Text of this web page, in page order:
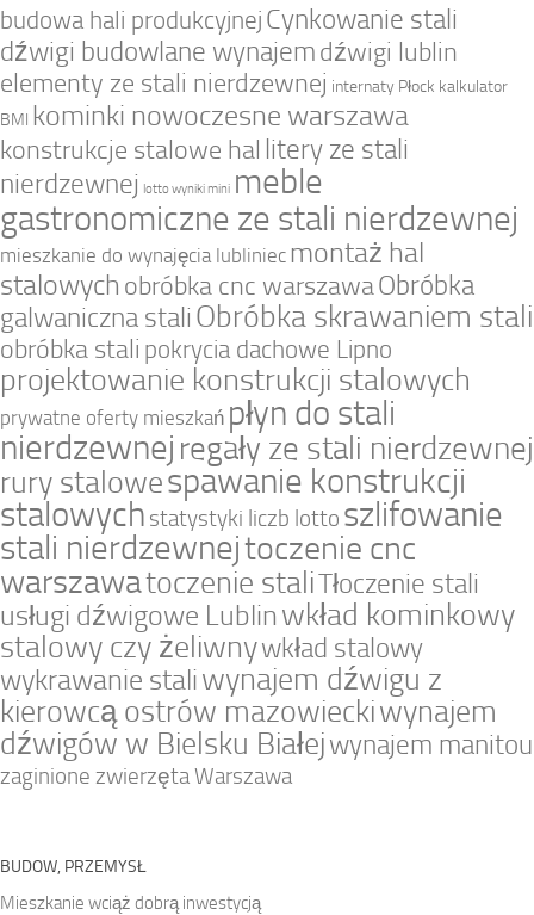
budowa hali produkcyjnej Cynkowanie stali
dźwigi budowlane wynajemdźwigi lublin
elementy ze stali nierdzewnej internaty Płock kalkulator
BMI kominki nowoczesne warszawa
konstrukcje stalowe hal litery ze stali
nierdzewnej lotto wyniki mini meble
gastronomiczne ze stali nierdzewnej
mieszkanie do wynajęcia lubliniec montaż hal
stalowych obróbka cnc warszawaObróbka
galwaniczna stali Obróbka skrawaniem stali
obróbka stali pokrycia dachowe Lipno
projektowanie konstrukcji stalowych
prywatne oferty mieszkań płyn do stali
nierdzewnej regały ze stali nierdzewnej
rury stalowespawanie konstrukcji
stalowych statystyki liczb lotto szlifowanie
stali nierdzewnejtoczenie cnc
warszawatoczenie staliTłoczenie stali
usługi dźwigowe Lublin wkład kominkowy
stalowy czy żeliwnywkład stalowy
wykrawanie staliwynajem dźwigu z
kierowcą ostrów mazowieckiwynajem
dźwigów w Bielsku Białejwynajem manitou
zaginione zwierzęta Warszawa
BUDOW, PRZEMYSŁ
Mieszkanie wciąż dobrą inwestycją